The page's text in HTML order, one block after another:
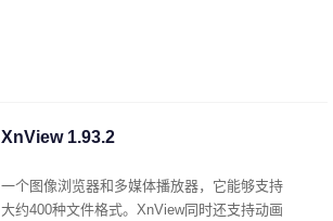
XnView 1.93.2
一个图像浏览器和多媒体播放器，它能够支持
大约400种文件格式。XnView同时还支持动画